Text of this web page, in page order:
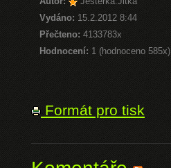
Vydáno: 15.2.2012 8:44
Přečteno:4133783x
Hodnocení: 1 (hodnoceno 585x)
Formát pro tisk